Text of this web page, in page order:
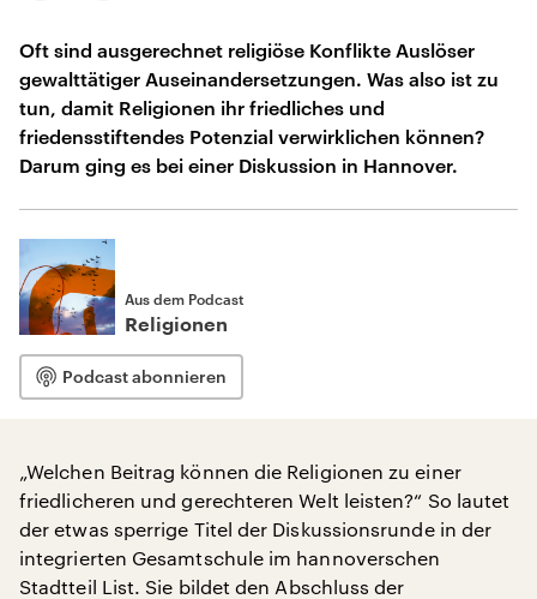
Oft sind ausgerechnet religiöse Konflikte Auslöser
gewalttätiger Auseinandersetzungen. Was also ist zu
tun, damit Religionen ihr friedliches und
friedensstiftendes Potenzial verwirklichen können?
Darum ging es bei einer Diskussion in Hannover.
Aus dem Podcast
Religionen
Podcast abonnieren
„Welchen Beitrag können die Religionen zu einer
friedlicheren und gerechteren Welt leisten?“ So lautet
der etwas sperrige Titel der Diskussionsrunde in der
integrierten Gesamtschule im hannoverschen
Stadtteil List. Sie bildet den Abschluss der